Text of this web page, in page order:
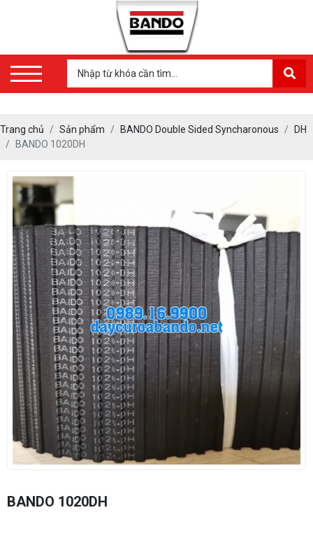
Trang chủ Sản phẩm BANDO Double Sided Syncharonous
DH
BANDO 1020DH
BANDO 1020DH